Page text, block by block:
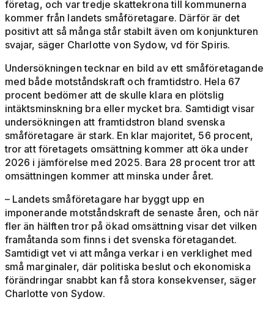
företag, och var tredje skattekrona till kommunerna
kommer från landets småföretagare. Därför är det
positivt att så många står stabilt även om konjunkturen
svajar, säger Charlotte von Sydow, vd för Spiris.
Undersökningen tecknar en bild av ett småföretagande
med både motståndskraft och framtidstro. Hela 67
procent bedömer att de skulle klara en plötslig
intäktsminskning bra eller mycket bra. Samtidigt visar
undersökningen att framtidstron bland svenska
småföretagare är stark. En klar majoritet, 56 procent,
tror att företagets omsättning kommer att öka under
2026 i jämförelse med 2025. Bara 28 procent tror att
omsättningen kommer att minska under året.
– Landets småföretagare har byggt upp en
imponerande motståndskraft de senaste åren, och när
fler än hälften tror på ökad omsättning visar det vilken
framåtanda som finns i det svenska företagandet.
Samtidigt vet vi att många verkar i en verklighet med
små marginaler, där politiska beslut och ekonomiska
förändringar snabbt kan få stora konsekvenser, säger
Charlotte von Sydow.